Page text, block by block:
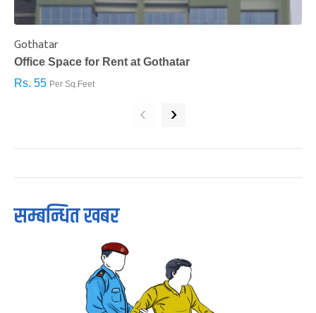
Gothatar
Office Space for Rent at Gothatar
Rs. 55 Per Sq.Feet
‹ ›
सम्बन्धित खबर